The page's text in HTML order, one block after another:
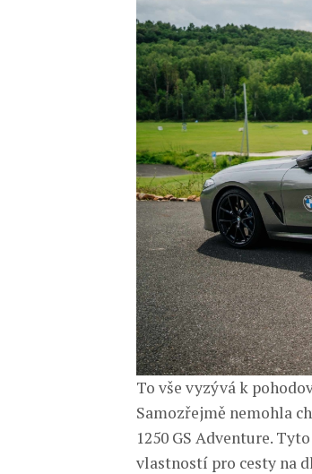
To vše vyzývá k
Samozřejmě nemohla
1250 GS Adventure.
vlastností pro cesty na